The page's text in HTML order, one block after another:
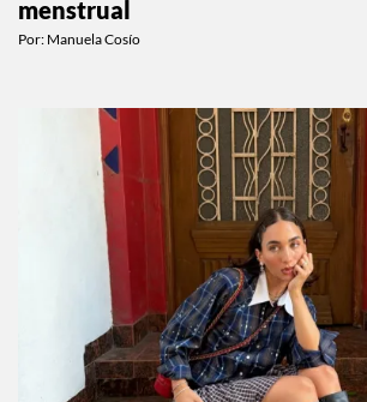
menstrual
Por: Manuela Cosío